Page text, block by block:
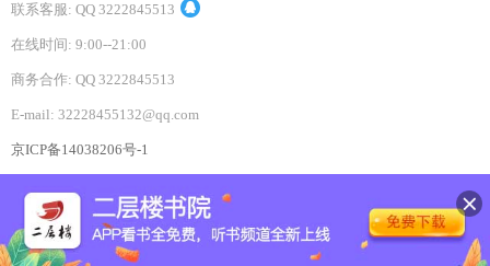
联系客服: QQ 3222845513
在线时间: 9:00--21:00
商务合作: QQ 3222845513
E-mail: 32228455132@qq.com
京ICP备14038206号-1